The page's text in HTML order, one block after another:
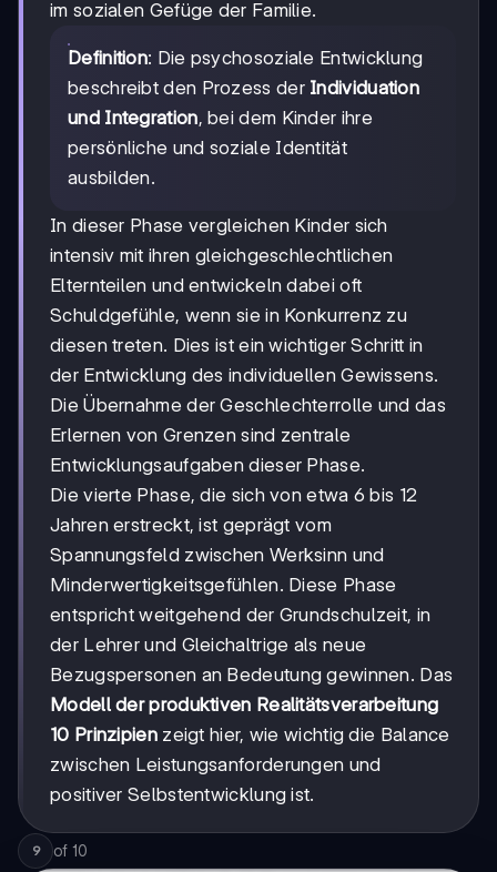
im sozialen Gefüge der Familie.
Definition: Die psychosoziale Entwicklung
beschreibt den Prozess der Individuation
und Integration, bei dem Kinder ihre
persönliche und soziale Identität
ausbilden.
In dieser Phase vergleichen Kinder sich
intensiv mit ihren gleichgeschlechtlichen
Elternteilen und entwickeln dabei oft
Schuldgefühle, wenn sie in Konkurrenz zu
diesen treten. Dies ist ein wichtiger Schritt in
der Entwicklung des individuellen Gewissens.
Die Übernahme der Geschlechterrolle und das
Erlernen von Grenzen sind zentrale
Entwicklungsaufgaben dieser Phase.
Die vierte Phase, die sich von etwa 6 bis 12
Jahren erstreckt, ist geprägt vom
Spannungsfeld zwischen Werksinn und
Minderwertigkeitsgefühlen. Diese Phase
entspricht weitgehend der Grundschulzeit, in
der Lehrer und Gleichaltrige als neue
Bezugspersonen an Bedeutung gewinnen. Das
Modell der produktiven Realitätsverarbeitung
10 Prinzipienzeigt hier, wie wichtig die Balance
zwischen Leistungsanforderungen und
positiver Selbstentwicklung ist.
9 of 10